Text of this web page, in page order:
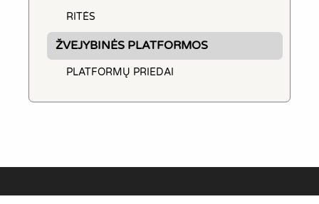
RITĖS
ŽVEJYBINĖS PLATFORMOS
PLATFORMŲ PRIEDAI